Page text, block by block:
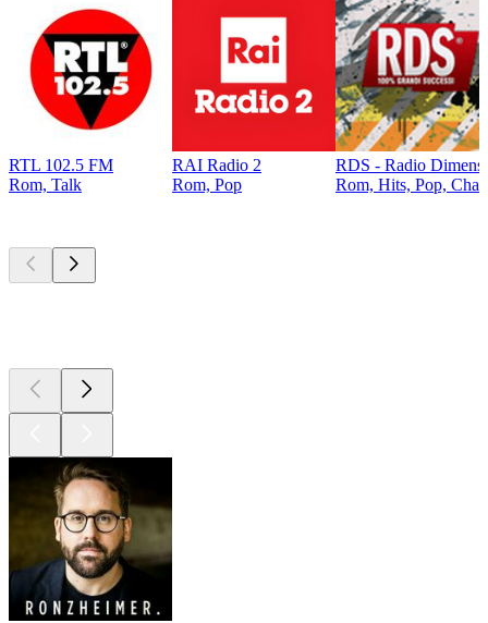
RTL 102.5 FM
Rom, Talk
RAI Radio 2
Rom, Pop
RDS - Radio
Rom, Hits, Pop,